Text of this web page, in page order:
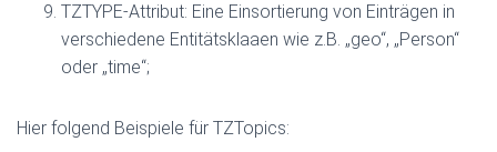
TZTYPE-Attribut: Eine Einsortierung von Einträgen in
verschiedene Entitätsklaaen wie z.B. „geo“, „Person“
oder „time“;
Hier folgend Beispiele für TZTopics: